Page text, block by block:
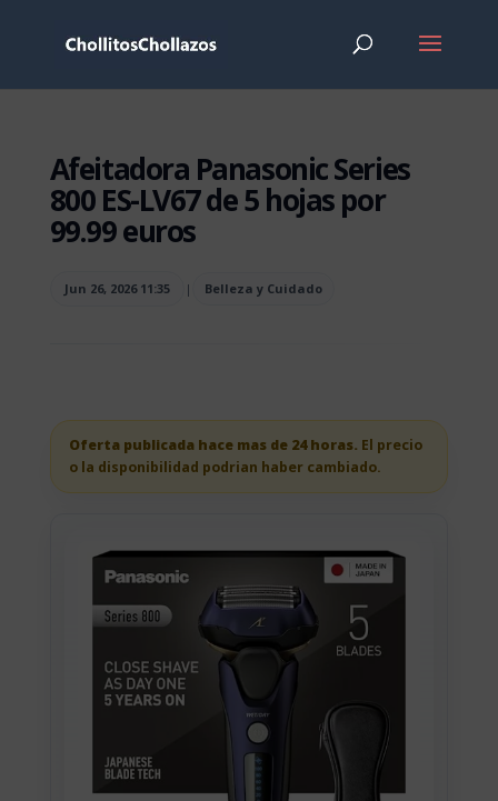
Afeitadora Panasonic Series
800 ES-LV67 de 5 hojas por
99.99 euros
Jun 26, 2026 11:35 | Belleza y Cuidado
Oferta publicada hace mas de 24 horas. El precio
o la disponibilidad podrian haber cambiado.